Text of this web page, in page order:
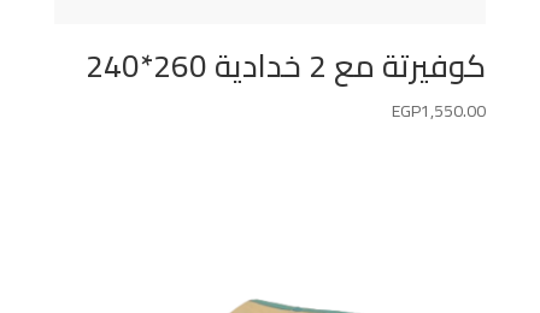
كوفيرتة مع 2 خدادية 260*240
EGP1,550.00